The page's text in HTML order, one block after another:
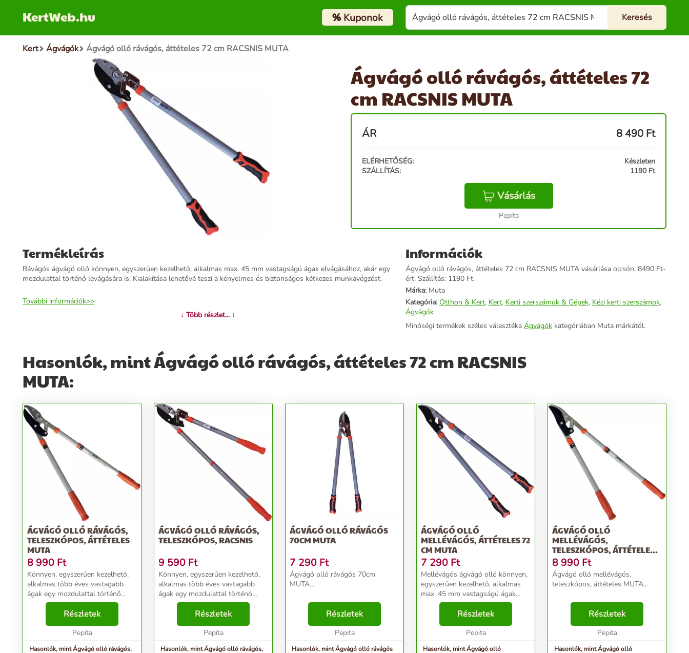
KertWeb.hu %Kuponok
Kert Ágvágók Ágvágó olló rávágós, áttételes 72 cm RACSNIS MUTA
Ágvágó olló rávágós, áttételes 72
cm RACSNIS MUTA
ÁR 8 490 Ft
ELÉRHETŐSÉG:
Készleten
SZÁLLÍTÁS:
1190 Ft
Vásárlás
Pepita
Termékleírás
Rávágós ágvágó olló könnyen, egyszerűen kezelhető, alkalmas max. 45 mm vastagságú ágak elvágásához, akár egy
mozdulattal történő levágására is. Kialakítása lehetővé teszi a kényelmes és biztonságos kétkezes munkavégzést.
További információk>>
↓ Több részlet... ↓
Információk
Ágvágó olló rávágós, áttételes 72 cm RACSNIS MUTA vásárlása olcsón, 8490 Ft-
ért. Szállítás: 1190 Ft.
Márka:Muta
Kategória: Otthon & Kert, Kert, Kerti szerszámok & Gépek, Kézi kerti szerszámok,
Ágvágók
Minőségi termékek széles választéka Ágvágókkategóriában Muta márkától.
Hasonlók, mint Ágvágó olló rávágós, áttételes 72 cm RACSNIS
MUTA:
ÁGVÁGÓ OLLÓ RÁVÁGÓS,
TELESZKÓPOS, ÁTTÉTELES
MUTA
8 990 Ft
Könnyen, egyszerűen kezelhető,
alkalmas több éves vastagabb
ágak egy mozdulattal történő
levágására is. Ajánlott a
rendszeres metszési feladatok
elvégzésére, a kertgondozási és
gyümölcstermesztési mun...
Részletek
Pepita
Hasonlók, mint Ágvágó olló rávágós,
ÁGVÁGÓ OLLÓ RÁVÁGÓS,
TELESZKÓPOS, RACSNIS
9 590 Ft
Könnyen, egyszerűen kezelhető,
alkalmas több éves vastagabb
ágak egy mozdulattal történő
levágására is. Ajánlott a
rendszeres metszési feladatok
elvégzésére, a kertgondozási és
gyümölcstermesztési mun...
Részletek
Pepita
Hasonlók, mint Ágvágó olló rávágós,
ÁGVÁGÓ OLLÓ RÁVÁGÓS
70CM MUTA
7 290 Ft
Ágvágó olló rávágós 70cm
MUTA...
Részletek
Pepita
Hasonlók, mint Ágvágó olló rávágós
ÁGVÁGÓ OLLÓ
MELLÉVÁGÓS, ÁTTÉTELES 72
CM MUTA
7 290 Ft
Mellévágós ágvágó olló könnyen,
egyszerűen kezelhető, alkalmas
max. 45 mm vastagságú ágak
elvágásához, akár egy mozdulattal
történő levágására is. Kialakítása
lehetővé teszi a kényelmes és
Részletek
Pepita
Hasonlók, mint Ágvágó olló
ÁGVÁGÓ OLLÓ
MELLÉVÁGÓS,
TELESZKÓPOS, ÁTTÉTELES
MUTA
8 990 Ft
Ágvágó olló mellévágós,
teleszkópos, áttételes MUTA...
Részletek
Pepita
Hasonlók, mint Ágvágó olló